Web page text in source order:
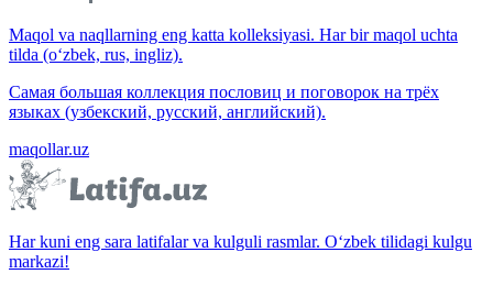
Maqol va naqllarning eng katta kolleksiyasi. Har bir maqol uchta
tilda (o‘zbek, rus, ingliz).
Самая большая коллекция пословиц и поговорок на трёх
языках (узбекский, русский, английский).
maqollar.uz
Har kuni eng sara latifalar va kulguli rasmlar. O‘zbek tilidagi kulgu
markazi!